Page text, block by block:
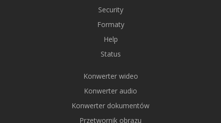
Security
Formaty
Help
Status
Konwerter wideo
Konwerter audio
Konwerter dokumentów
Przetwornik obrazu